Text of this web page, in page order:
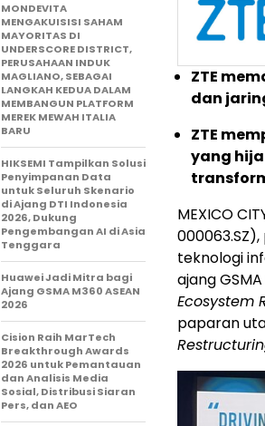
ZTE
dan
ZTE
yang
MEXICO
teknologi
ajang
Ecosystem
paparan
MONDEVITA
MENGAKUISISI SAHAM
MAYORITAS DI
UNDERSCORE DISTRICT,
PERUSAHAAN INDUK
MAGLIANO, SEBAGAI
LANGKAH KEDUA DALAM
MEMBANGUN PLATFORM
MEREK MEWAH ITALIA
BARU
HIKSEMI Tampilkan Solusi
Penyimpanan Data
untuk Seluruh Skenario
di Ajang DTI Indonesia
2026, Dukung
Pengembangan AI di Asia
Tenggara
Huawei Jadi Mitra bagi
Ajang GSMA M360 ASEAN
2026
Cision Raih MarTech
Breakthrough Awards
2026 untuk Pemantauan
dan Analisis Media
Sosial, Distribusi Siaran
Pers, dan AEO